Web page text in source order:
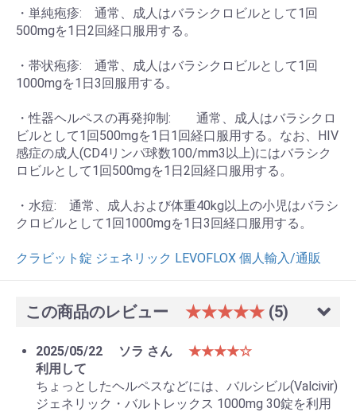
お買い物を続ける カートへ進む
・単純疱疹: 通常、成人はバラシクロビルとして1回
500mgを1日2回経口服用する。
・帯状疱疹: 通常、成人はバラシクロビルとして1回
1000mgを1日3回服用する。
・性器ヘルペスの再発抑制: 通常、成人はバラシクロ
ビルとして1回500mgを1日1回経口服用する。なお、HIV
感症の成人(CD4リンパ球数100/mm3以上)にはバラシク
ロビルとして1回500mgを1日2回経口服用する。
・水痘: 通常、成人および体重40kg以上の小児はバラシ
クロビルとして1回1000mgを1日3回経口服用する。
クラビット錠 ジェネリック LEVOFLOX 個人輸入/通販
この商品のレビュー ★★★★★ (5)
2025/05/22 ソラ さん
★★★★☆
利用して
ちょっとしたヘルペスなどには、バルシビル(Valcivir)
ジェネリック・バルトレックス 1000mg 30錠を利用